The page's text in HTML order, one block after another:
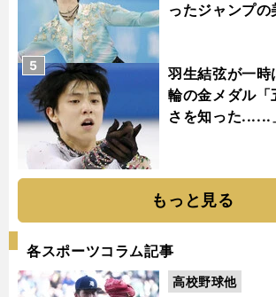
ったジャンプの
羽生結弦が一時
輪の金メダル「
さを知った......
5
もっと見る
各スポーツコラム記事
高校野球他